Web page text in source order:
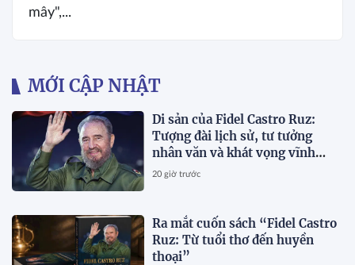
mây",...
MỚI CẬP NHẬT
Di sản của Fidel Castro Ruz:
Tượng đài lịch sử, tư tưởng
nhân văn và khát vọng vĩnh
hằng
20 giờ trước
Ra mắt cuốn sách “Fidel Castro
Ruz: Từ tuổi thơ đến huyền
thoại”